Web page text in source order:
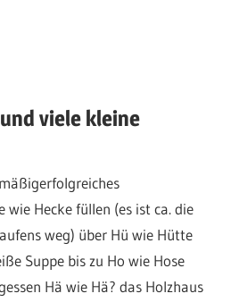
viele kleine
wie Hecke füllen (es ist ca. die
weg) über Hü wie Hütte
Suppe bis zu Ho wie Hose
Hä wie Hä? das Holzhaus